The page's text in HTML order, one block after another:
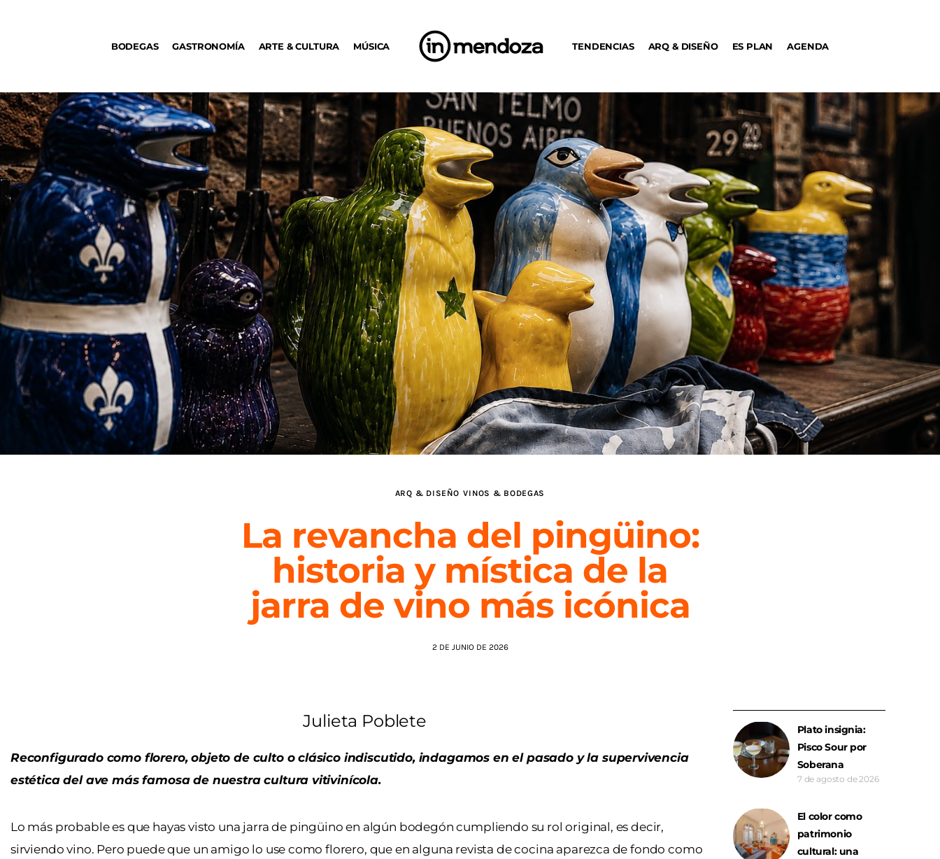
BODEGAS GASTRONOMÍA ARTE & CULTURA MÚSICA TENDENCIAS ARQ & DISEÑO ES PLAN AGENDA
MÚSICA
DÓNDE IR
TENDENCIAS
ARQ & DISEÑO
AGENDA
ARQ & DISEÑO VINOS & BODEGAS
La revancha del pingüino:
historia y mística de la
jarra de vino más icónica
2 DE JUNIO DE 2026
Julieta Poblete
Reconfigurado como florero, objeto de culto o clásico indiscutido, indagamos en el pasado y la supervivencia
estética del ave más famosa de nuestra cultura vitivinícola.
Lo más probable es que hayas visto una jarra de pingüino en algún bodegón cumpliendo su rol original, es decir,
sirviendo vino. Pero puede que un amigo lo use como florero, que en alguna revista de cocina aparezca de fondo como
Plato insignia:
Pisco Sour por
Soberana
7 de agosto de 2026
El color como
patrimonio
cultural: una